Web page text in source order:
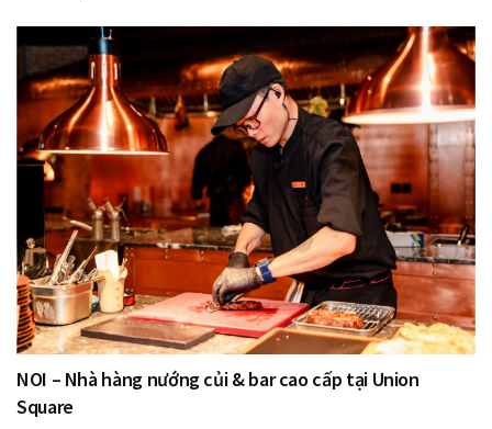
NOI – Nhà hàng nướng củi & bar cao cấp tại Union
Square